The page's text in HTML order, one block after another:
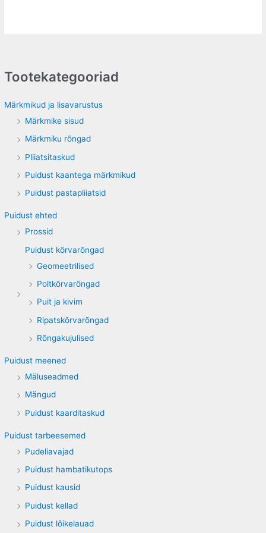
Tootekategooriad
Märkmikud ja lisavarustus
Märkmike sisud
Märkmiku rõngad
Pliiatsitaskud
Puidust kaantega märkmikud
Puidust pastapliiatsid
Puidust ehted
Prossid
Puidust kõrvarõngad
Geomeetrilised
Poltkõrvarõngad
Puit ja kivim
Ripatskõrvarõngad
Rõngakujulised
Puidust meened
Mäluseadmed
Mängud
Puidust kaarditaskud
Puidust tarbeesemed
Pudeliavajad
Puidust hambatikutops
Puidust kausid
Puidust kellad
Puidust lõikelauad